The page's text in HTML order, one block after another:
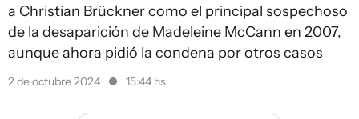
a Christian Brückner como el principal sospechoso
de la desaparición de Madeleine McCann en 2007,
aunque ahora pidió la condena por otros casos
2 de octubre 2024 15:44 hs